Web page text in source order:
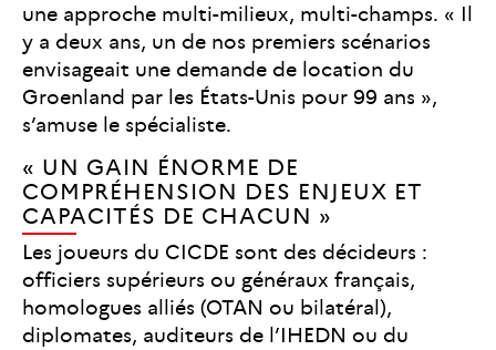
une approche multi-milieux, multi-champs. « Il
y a deux ans, un de nos premiers scénarios
envisageait une demande de location du
Groenland par les États-Unis pour 99 ans »,
s’amuse le spécialiste.
« UN GAIN ÉNORME DE
COMPRÉHENSION DES ENJEUX ET
CAPACITÉS DE CHACUN »
Les joueurs du CICDE sont des décideurs :
officiers supérieurs ou généraux français,
homologues alliés (OTAN ou bilatéral),
diplomates, auditeurs de l’IHEDN ou du